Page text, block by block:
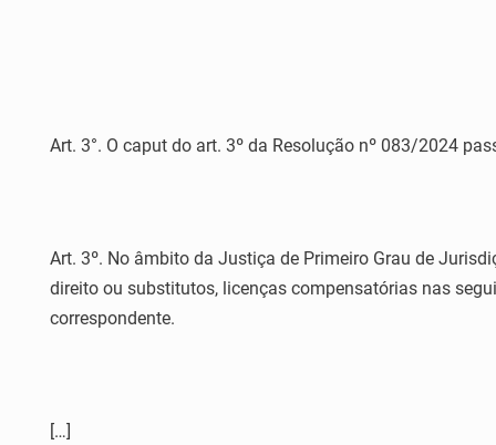
Art. 3°. O caput do art. 3º da Resolução nº 083/2024
Art. 3º. No âmbito da Justiça de Primeiro Grau de
direito ou substitutos, licenças compensatórias nas
correspondente.
[…]